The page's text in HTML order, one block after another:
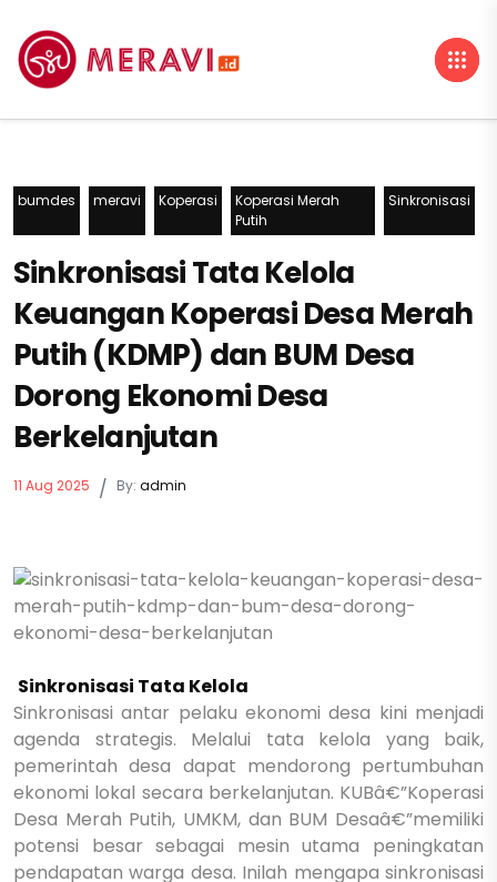
bumdes meravi Koperasi
Koperasi Merah
Putih
Sinkronisasi
Sinkronisasi Tata Kelola
Keuangan Koperasi Desa Merah
Putih (KDMP) dan BUM Desa
Dorong Ekonomi Desa
Berkelanjutan
11 Aug 2025 / By: admin
Sinkronisasi Tata Kelola
Sinkronisasi antar pelaku ekonomi desa kini menjadi
agenda strategis. Melalui tata kelola yang baik,
pemerintah desa dapat mendorong pertumbuhan
ekonomi lokal secara berkelanjutan. KUBâ€”Koperasi
Desa Merah Putih, UMKM, dan BUM Desaâ€”memiliki
potensi besar sebagai mesin utama peningkatan
pendapatan warga desa. Inilah mengapa sinkronisasi